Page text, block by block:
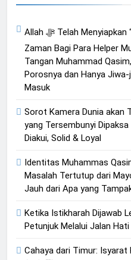
Allah ﷻ Telah Menyiapkan “Gua Ashabul Kahfi” Akhir
Zaman Bagi Para Helper
Tangan Muhammad
Porosnya dan Hanya
Masuk
Sorot Kamera Dunia akan
yang Tersembunyi
Diakui, Solid & Loyal
Identitas Muhammas
Masalah Tertutup dari
Jauh dari Apa yang
Ketika Istikharah Dijawab
Petunjuk Melalui Jalan Hati
Cahaya dari Timur: Isyarat